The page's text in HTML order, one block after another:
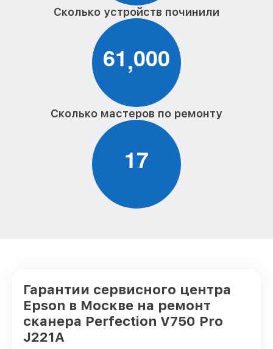
Сколько устройств починили
61,000
Сколько мастеров по ремонту
17
Гарантии сервисного центра
Epson в Москве на ремонт
сканера Perfection V750 Pro
J221A